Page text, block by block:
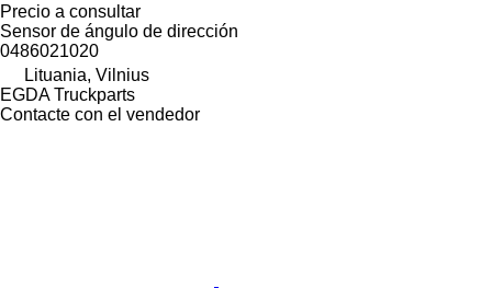
Precio a consultar
Sensor de ángulo de dirección
0486021020
Lituania, Vilnius
EGDA Truckparts
Contacte con el vendedor